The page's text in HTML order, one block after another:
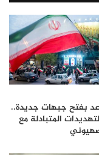
بفتح جبهات جديدة..
المتبادلة مع